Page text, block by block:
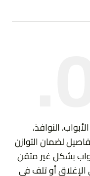
النوافذ،
لضمان التوازن
بشكل غير متقن
أو تلف في